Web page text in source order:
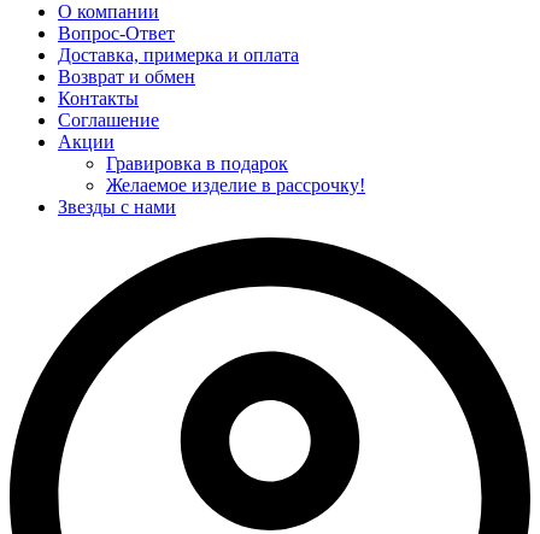
О компании
Вопрос-Ответ
Доставка, примерка и оплата
Возврат и обмен
Контакты
Соглашение
Акции
Гравировка в подарок
Желаемое изделие в рассрочку!
Звезды с нами